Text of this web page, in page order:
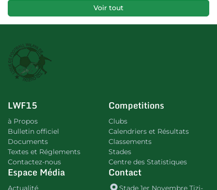
Voir tout
LWF15
à Propos
Bulletin officiel
Documents
Textes et Réglements
Contactez-nous
Competitions
Clubs
Calendriers et Résultats
Classements
Stades
Centre des Statistiques
Espace Média
Actualité
Contact
Stade 1er Novembre Tizi-